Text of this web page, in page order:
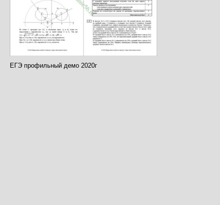
ЕГЭ профильный демо 2020г